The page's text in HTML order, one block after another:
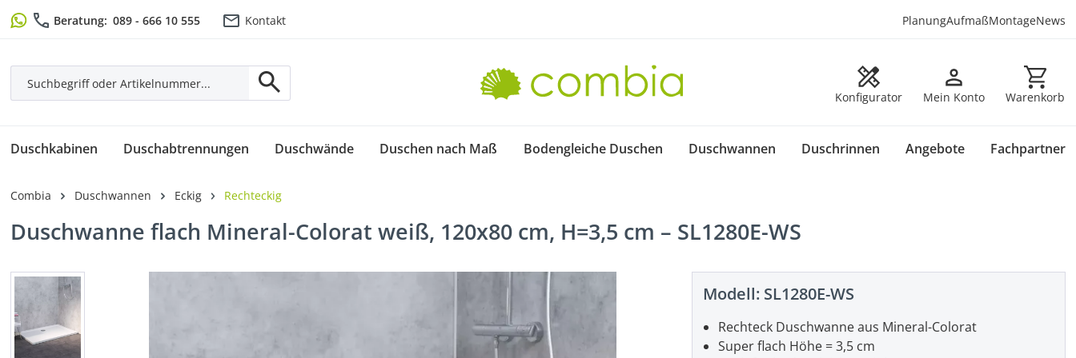
Hauptinhalt springen
Zur Suche springen
Zur Hauptnavigation springen
Beratung: 089 - 666 10 555 Kontakt PlanungAufmaßMontageNews
Konfigurator Mein Konto Warenkorb
Warenkorb
Duschkabinen Duschabtrennungen Duschwände Duschen nach Maß Bodengleiche Duschen Duschwannen Duschrinnen Angebote Fachpartner
Combia Duschwannen Eckig Rechteckig
Duschwanne flach Mineral-Colorat weiß, 120x80 cm, H=3,5 cm – SL1280E-WS
Bildergalerie überspringen
Modell: SL1280E-WS
Rechteck Duschwanne aus Mineral-Colorat
Super flach Höhe = 3,5 cm